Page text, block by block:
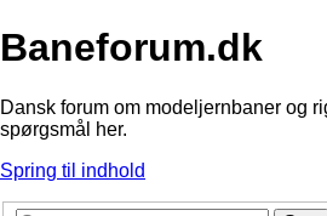
Baneforum.dk
Dansk forum om modeljernbaner og
spørgsmål her.
Spring til indhold